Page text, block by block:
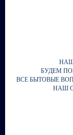
БУДЕМ
ВСЕ БЫТОВЫЕ
НАШ